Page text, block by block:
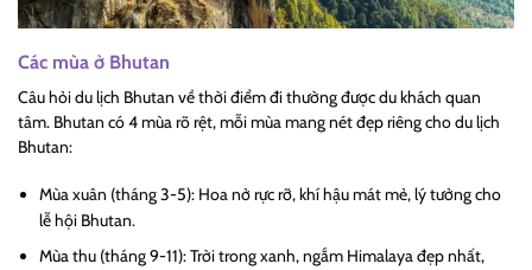
Các mùa ở Bhutan
Câu hỏi du lịch Bhutan về thời điểm đi thường được du khách quan
tâm. Bhutan có 4 mùa rõ rệt, mỗi mùa mang nét đẹp riêng cho du lịch
Bhutan:
Mùa xuân (tháng 3-5): Hoa nở rực rỡ, khí hậu mát mẻ, lý tưởng cho
lễ hội Bhutan.
Mùa thu (tháng 9-11): Trời trong xanh, ngắm Himalaya đẹp nhất,